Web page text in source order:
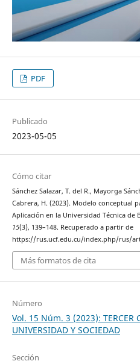
PDF
Publicado
2023-05-05
Cómo citar
Sánchez Salazar, T. del R., Mayorga
Cabrera, H. (2023). Modelo conceptual
Aplicación en la Universidad Técnica de
15(3), 139–148. Recuperado a partir de
https://rus.ucf.edu.cu/index.php/rus/
Más formatos de cita
Número
Vol. 15 Núm. 3 (2023): TERCER
UNIVERSIDAD Y SOCIEDAD
Sección